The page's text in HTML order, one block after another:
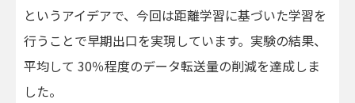
というアイデアで、今回は距離学習に基づいた学習を
行うことで早期出口を実現しています。実験の結果、
平均して 30％程度のデータ転送量の削減を達成しま
した。